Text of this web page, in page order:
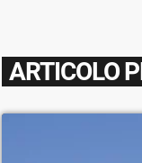
ARTICOLO